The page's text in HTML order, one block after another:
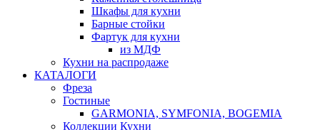
Шкафы для кухни
Барные стойки
Фартук для кухни
из МДФ
Кухни на распродаже
КАТАЛОГИ
Фреза
Гостиные
GARMONIA, SYMFONIA, BOGEMIA
Коллекции Кухни